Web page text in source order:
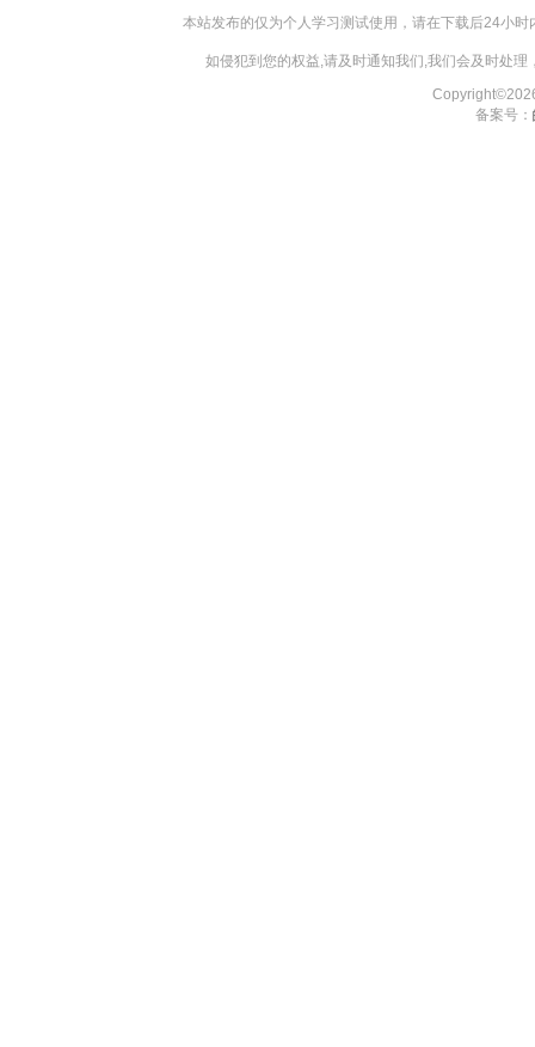
本站发布的仅为个人学习测试使用，请在下载后24小
如侵犯到您的权益,请及时通知我们,我们会及时处
备案号：